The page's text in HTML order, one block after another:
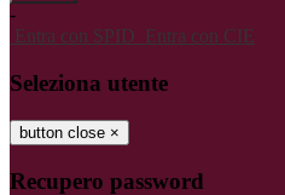
-
Entra con SPID Entra con CIE
Seleziona utente
button close ×
Recupero password